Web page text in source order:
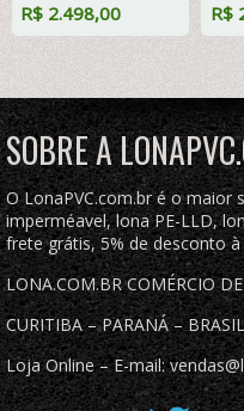
Prata/Azul : 90% de
Sombreamento
INOX a cada 50cm
R$ 2.498,00 R$
SOBRE A
O LonaPVC.com.br é o maior
imperméavel, lona PE-LLD,
frete grátis, 5% de desconto
LONA.COM.BR COMÉRCIO
CURITIBA – PARANÁ –
Loja Online – E-mail: